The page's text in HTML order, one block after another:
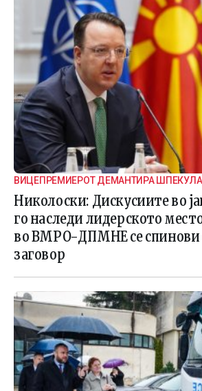
ВИЦЕПРЕМИЕРОТ ДЕМАНТИРА
ВНАТРЕПАРТИСКИ ПОДЕЛБИ
Николоски: Дискусиите во
го наследи лидерското
во ВМРО-ДПМНЕ се спинови
заговор